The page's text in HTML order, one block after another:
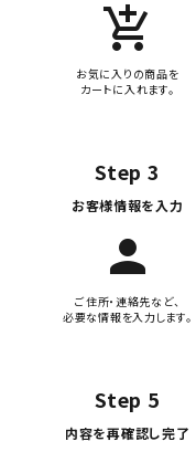
add_shopping_cart
お気に入りの商品を
カートに入れます。
Step 3
お客様情報を入力
person
ご住所・連絡先など、
必要な情報を入力します。
Step 5
内容を再確認し完了